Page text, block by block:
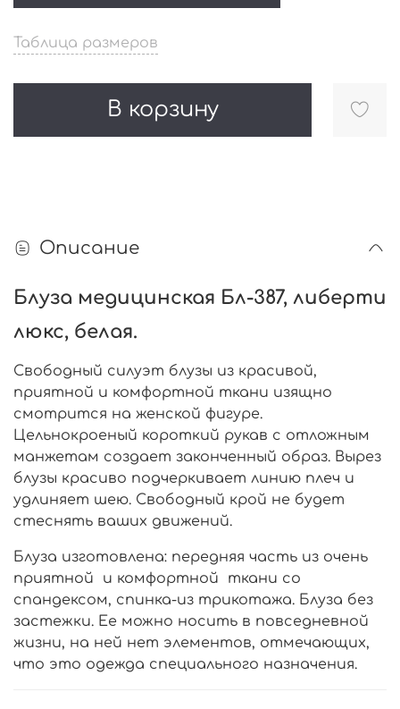
Таблица размеров
В корзину
Описание
Блуза медицинская Бл-387, либерти
люкс, белая.
Свободный силуэт блузы из красивой,
приятной и комфортной ткани изящно
смотрится на женской фигуре.
Цельнокроеный короткий рукав с отложным
манжетам создает законченный образ. Вырез
блузы красиво подчеркивает линию плеч и
удлиняет шею. Свободный крой не будет
стеснять ваших движений.
Блуза изготовлена: передняя часть из очень
приятной и комфортной ткани со
спандексом, спинка-из трикотажа. Блуза без
застежки. Ее можно носить в повседневной
жизни, на ней нет элементов, отмечающих,
что это одежда специального назначения.